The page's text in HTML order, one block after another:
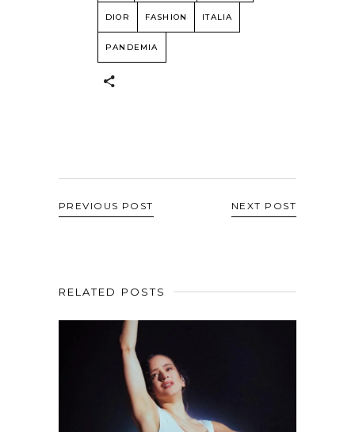
DIOR FASHION ITALIA
PANDEMIA
PREVIOUS POST NEXT POST
RELATED POSTS